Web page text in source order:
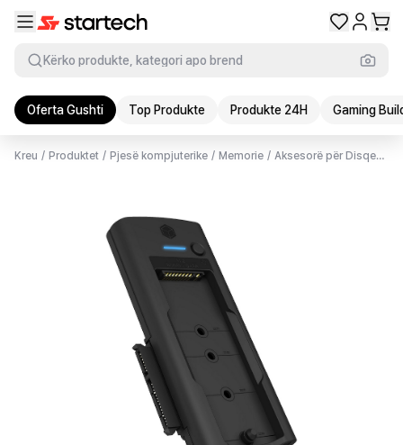
Kërko produkte, kategori apo brend
Oferta Gushti Top Produkte Produkte 24H Gaming
Kreu / Produktet / Pjesë kompjuterike / Memorie / Aksesorë për Disqe /